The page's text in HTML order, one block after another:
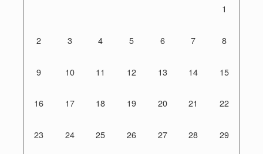
1
2 3 4 5 6 7 8
9 10 11 12 13 14 15
16 17 18 19 20 21 22
23 24 25 26 27 28 29